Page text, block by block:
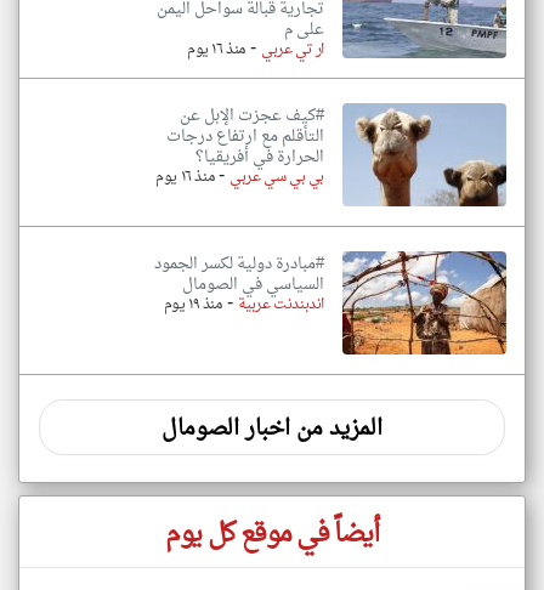
تجارية قبالة سواحل اليمن
على م
ار تي عربي -منذ ١٦ يوم
#كيف عجزت الإبل عن
التأقلم مع ارتفاع درجات
الحرارة في أفريقيا؟
بي بي سي عربي-منذ ١٦ يوم
#مبادرة دولية لكسر الجمود
السياسي في الصومال
اندبندنت عربية -منذ ١٩ يوم
المزيد من اخبار الصومال
أيضاً في موقع كل يوم